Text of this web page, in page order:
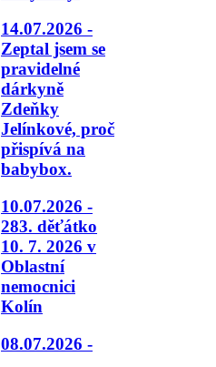
14.07.2026 -
Zeptal jsem se
pravidelné
dárkyně
Zdeňky
Jelínkové, proč
přispívá na
babybox.
10.07.2026 -
283. děťátko
10. 7. 2026 v
Oblastní
nemocnici
Kolín
08.07.2026 -